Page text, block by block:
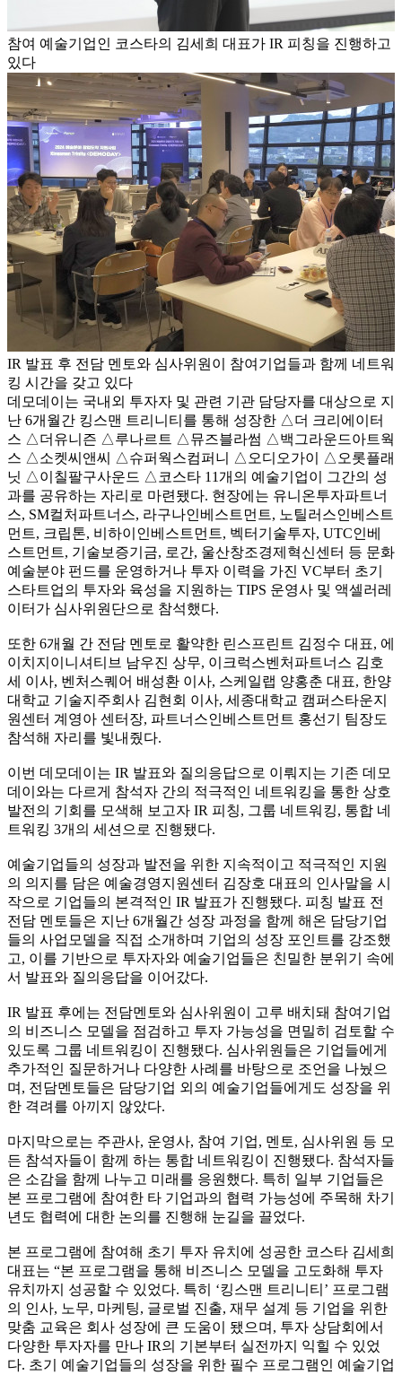
참여 예술기업인 코스타의 김세희 대표가 IR 피칭을 진행하고
있다
IR 발표 후 전담 멘토와 심사위원이 참여기업들과 함께 네트워
킹 시간을 갖고 있다
데모데이는 국내외 투자자 및 관련 기관 담당자를 대상으로 지
난 6개월간 킹스맨 트리니티를 통해 성장한 △더 크리에이터
스 △더유니즌 △루나르트 △뮤즈블라썸 △백그라운드아트웍
스 △소켓씨앤씨 △슈퍼웍스컴퍼니 △오디오가이 △오롯플래
닛 △이칠팔구사운드 △코스타 11개의 예술기업이 그간의 성
과를 공유하는 자리로 마련됐다. 현장에는 유니온투자파트너
스, SM컬처파트너스, 라구나인베스트먼트, 노틸러스인베스트
먼트, 크립톤, 비하이인베스트먼트, 벡터기술투자, UTC인베
스트먼트, 기술보증기금, 로간, 울산창조경제혁신센터 등 문화
예술분야 펀드를 운영하거나 투자 이력을 가진 VC부터 초기
스타트업의 투자와 육성을 지원하는 TIPS 운영사 및 액셀러레
이터가 심사위원단으로 참석했다.
또한 6개월 간 전담 멘토로 활약한 린스프린트 김정수 대표, 에
이치지이니셔티브 남우진 상무, 이크럭스벤처파트너스 김호
세 이사, 벤처스퀘어 배성환 이사, 스케일랩 양홍춘 대표, 한양
대학교 기술지주회사 김현회 이사, 세종대학교 캠퍼스타운지
원센터 계영아 센터장, 파트너스인베스트먼트 홍선기 팀장도
참석해 자리를 빛내줬다.
이번 데모데이는 IR 발표와 질의응답으로 이뤄지는 기존 데모
데이와는 다르게 참석자 간의 적극적인 네트워킹을 통한 상호
발전의 기회를 모색해 보고자 IR 피칭, 그룹 네트워킹, 통합 네
트워킹 3개의 세션으로 진행됐다.
예술기업들의 성장과 발전을 위한 지속적이고 적극적인 지원
의 의지를 담은 예술경영지원센터 김장호 대표의 인사말을 시
작으로 기업들의 본격적인 IR 발표가 진행됐다. 피칭 발표 전
전담 멘토들은 지난 6개월간 성장 과정을 함께 해온 담당기업
들의 사업모델을 직접 소개하며 기업의 성장 포인트를 강조했
고, 이를 기반으로 투자자와 예술기업들은 친밀한 분위기 속에
서 발표와 질의응답을 이어갔다.
IR 발표 후에는 전담멘토와 심사위원이 고루 배치돼 참여기업
의 비즈니스 모델을 점검하고 투자 가능성을 면밀히 검토할 수
있도록 그룹 네트워킹이 진행됐다. 심사위원들은 기업들에게
추가적인 질문하거나 다양한 사례를 바탕으로 조언을 나눴으
며, 전담멘토들은 담당기업 외의 예술기업들에게도 성장을 위
한 격려를 아끼지 않았다.
마지막으로는 주관사, 운영사, 참여 기업, 멘토, 심사위원 등 모
든 참석자들이 함께 하는 통합 네트워킹이 진행됐다. 참석자들
은 소감을 함께 나누고 미래를 응원했다. 특히 일부 기업들은
본 프로그램에 참여한 타 기업과의 협력 가능성에 주목해 차기
년도 협력에 대한 논의를 진행해 눈길을 끌었다.
본 프로그램에 참여해 초기 투자 유치에 성공한 코스타 김세희
대표는 “본 프로그램을 통해 비즈니스 모델을 고도화해 투자
유치까지 성공할 수 있었다. 특히 ‘킹스맨 트리니티’ 프로그램
의 인사, 노무, 마케팅, 글로벌 진출, 재무 설계 등 기업을 위한
맞춤 교육은 회사 성장에 큰 도움이 됐으며, 투자 상담회에서
다양한 투자자를 만나 IR의 기본부터 실전까지 익힐 수 있었
다. 초기 예술기업들의 성장을 위한 필수 프로그램인 예술기업